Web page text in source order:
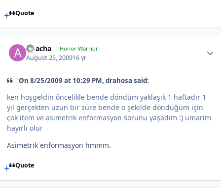
Quote
Apacha Honor Warrior
August 25, 200916 yr
On 8/25/2009 at 10:29 PM, drahosa said:
ken hoşgeldin öncelikle bende döndüm yaklaşık 1 haftadır 1
yıl gerçekten uzun bir süre bende o şekilde döndüğüm için
çok item ve asimetrik enformasyon sorunu yaşadım :) umarım
hayırlı olur
Asimetrik enformasyon hmmm.
Quote